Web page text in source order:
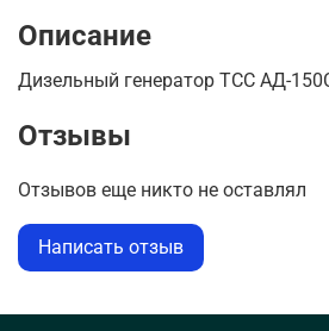
Описание
Дизельный генератор ТСС АД-
Отзывы
Отзывов еще никто не оставлял
Написать отзыв